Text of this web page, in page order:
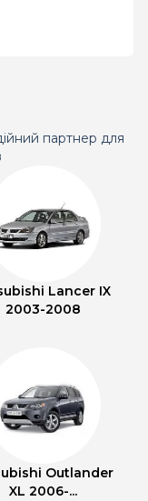
партнер для
Lancer IX
2003-2008
Outlander
XL 2006-...